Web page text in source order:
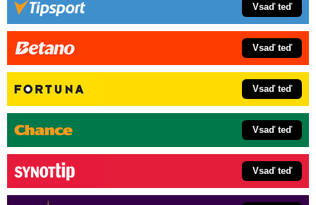
Vsaď teď
Vsaď teď
Vsaď teď
Vsaď teď
Vsaď teď